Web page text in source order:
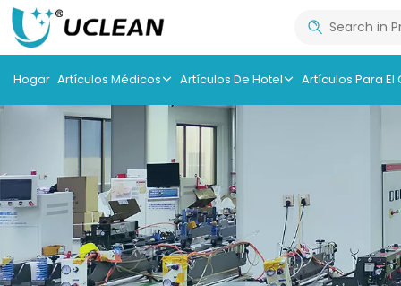
Hogar Artículos Médicos Artículos De Hotel Artículos Para El